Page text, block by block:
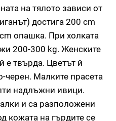
на тялото зависи от
достига 200 сm
опашка. При холката
200-300 kg. Женските
е твърда. Цветът й
черен. Малките прасета
надлъжни ивици.
и са разположени
кожата на гърдите се